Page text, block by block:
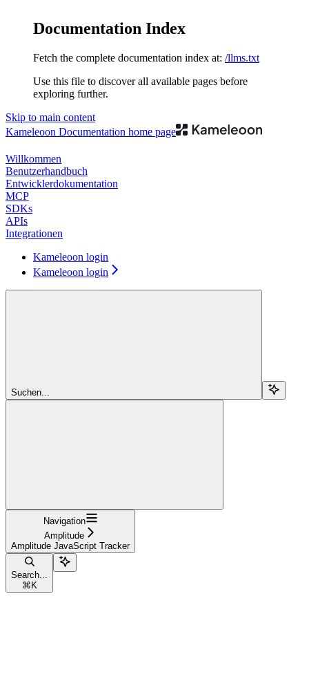
Documentation Index
Fetch the complete documentation index at: /llms.txt
Use this file to discover all available pages before
exploring further.
Skip to main content
Kameleoon Documentation home page
Willkommen
Benutzerhandbuch
Entwicklerdokumentation
MCP
SDKs
APIs
Integrationen
Kameleoon login
Kameleoon login
Suchen...
Navigation
Amplitude
Amplitude JavaScript Tracker
Search...
⌘ K